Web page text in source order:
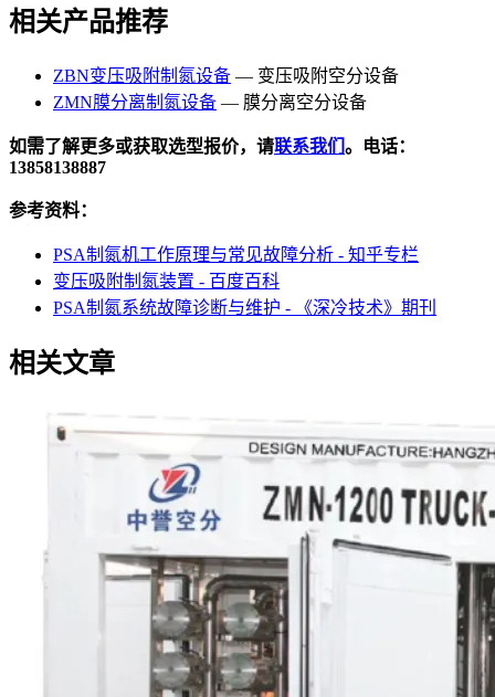
相关产品推荐
ZBN变压吸附制氮设备 — 变压吸附空分设备
ZMN膜分离制氮设备 — 膜分离空分设备
如需了解更多或获取选型报价，请联系我们 。电话：
13858138887
参考资料：
PSA制氮机工作原理与常见故障分析 - 知乎专栏
变压吸附制氮装置 - 百度百科
PSA制氮系统故障诊断与维护 - 《深冷技术》期刊
相关文章